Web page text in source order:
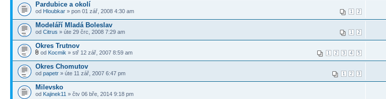
Pardubice a okolí
1 2
od Hloubkar » pon 01 zář, 2008 4:30 am
Modeláří Mladá Boleslav
1 2
od Citrus » úte 29 črc, 2008 7:29 am
Okres Trutnov
1 2 3 4 5
od Kocmik » stř 12 zář, 2007 8:59 am
Okres Chomutov
1 2 3
od papetr » úte 11 zář, 2007 6:47 pm
Milevsko
od Kajinek11 » čtv 06 bře, 2014 9:18 pm